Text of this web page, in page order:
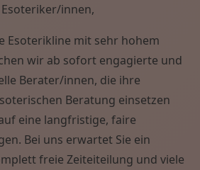
innen,
Esoterikline mit sehr hohem
wir ab sofort engagierte und
Berater/innen, die ihre
Beratung einsetzen
eine langfristige, faire
Bei uns erwartet Sie ein
freie Zeiteiteilung und viele